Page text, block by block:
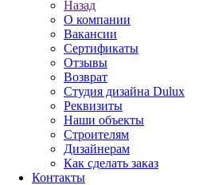
Назад
О компании
Вакансии
Сертификаты
Отзывы
Возврат
Студия дизайна Dulux
Реквизиты
Наши объекты
Строителям
Дизайнерам
Как сделать заказ
Контакты